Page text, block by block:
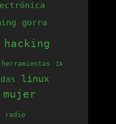
gorra
hacking
herramientas IA
linux
mujer
radio